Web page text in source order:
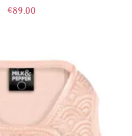
€89.00